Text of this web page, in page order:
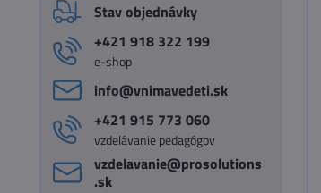
Stav objednávky
+421 918 322 199
e-shop
info​@vnimavedeti​.sk
+421 915 773 060
vzdelávanie pedagógov
vzdelavanie​@prosolutions​
.sk